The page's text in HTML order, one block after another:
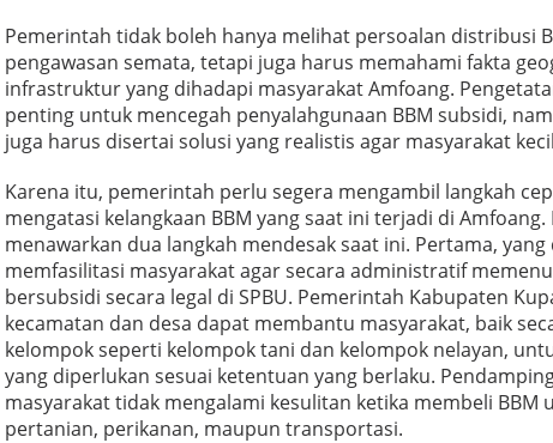
Pemerintah tidak boleh hanya melihat persoalan distribusi
pengawasan semata, tetapi juga harus memahami fakta
infrastruktur yang dihadapi masyarakat Amfoang.
penting untuk mencegah penyalahgunaan BBM subsidi,
juga harus disertai solusi yang realistis agar masyarakat
Karena itu, pemerintah perlu segera mengambil langkah
mengatasi kelangkaan BBM yang saat ini terjadi di
menawarkan dua langkah mendesak saat ini. Pertama,
memfasilitasi masyarakat agar secara administratif
bersubsidi secara legal di SPBU. Pemerintah Kabupaten
kecamatan dan desa dapat membantu masyarakat, baik
kelompok seperti kelompok tani dan kelompok nelayan,
yang diperlukan sesuai ketentuan yang berlaku.
masyarakat tidak mengalami kesulitan ketika membeli BBM
pertanian, perikanan, maupun transportasi.